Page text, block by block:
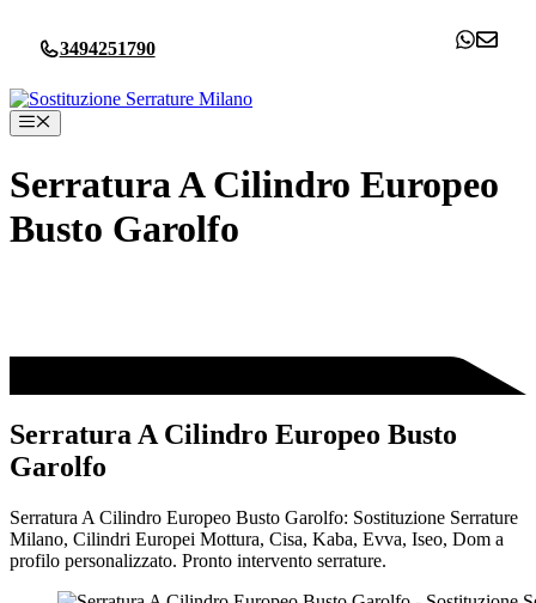
contenuto
3494251790
Menu
Serratura A Cilindro Europeo
Busto Garolfo
Serratura A Cilindro Europeo Busto
Garolfo
Serratura A Cilindro Europeo Busto Garolfo: Sostituzione Serrature
Milano, Cilindri Europei Mottura, Cisa, Kaba, Evva, Iseo, Dom a
profilo personalizzato. Pronto intervento serrature.